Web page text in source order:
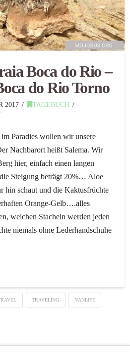
Boca do Rio –
do Rio Torno
2017
TAGEBUCH
Paradies wollen wir unsere
Nachbarort heißt Salema. Wir
hier, einfach einen langen
Steigung beträgt 20%… Aloe
hin schaut und die Kaktusfrüchte
Orange-Gelb….alles
weichen Stacheln werden jeden
niemals ohne Lederhandschuhe
TRAVELING VANLIFE